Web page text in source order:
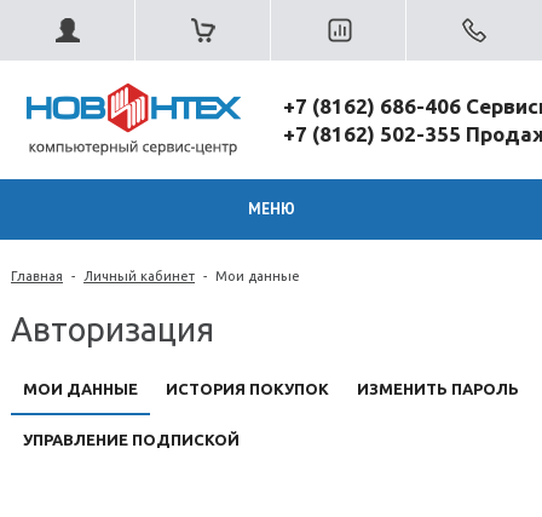
+7 (8162) 686-406
+7 (8162) 502-355
МЕНЮ
Главная - Личный кабинет - Мои данные
Авторизация
МОИ ДАННЫЕ ИСТОРИЯ ПОКУПОК ИЗМЕНИТЬ ПАРОЛЬ
УПРАВЛЕНИЕ ПОДПИСКОЙ